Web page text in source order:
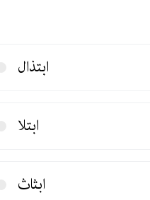
ابتذال
ابتلا
ابثاث